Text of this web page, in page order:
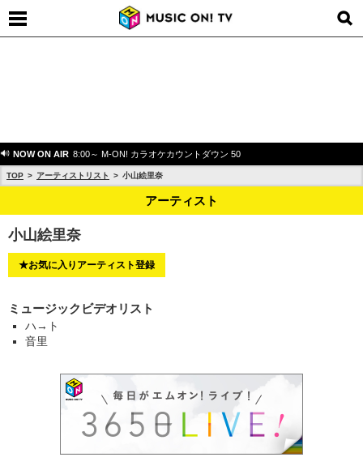
NOW ON AIR 8:00～ M-ON! カラオケカウントダウン 50
TOP アーティストリスト 小山絵里奈
アーティスト
小山絵里奈
★お気に入りアーティスト登録
ミュージックビデオリスト
ハ→ト
音里